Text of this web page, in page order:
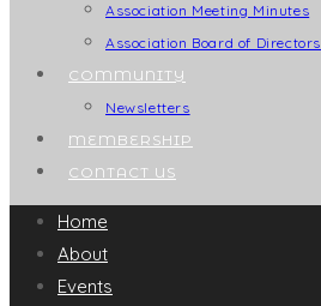
Association Meeting Minutes
Association Board of Directors
COMMUNITY
Newsletters
MEMBERSHIP
CONTACT US
Home
About
Events